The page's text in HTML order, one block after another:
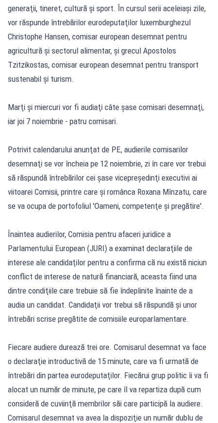
generaţii, tineret, cultură şi sport. În cursul serii aceleiaşi zile,
vor răspunde întrebărilor eurodeputaţilor luxemburghezul
Christophe Hansen, comisar european desemnat pentru
agricultură şi sectorul alimentar, şi grecul Apostolos
Tzitzikostas, comisar european desemnat pentru transport
sustenabil şi turism.
Marţi şi miercuri vor fi audiaţi câte şase comisari desemnaţi,
iar joi 7 noiembrie - patru comisari.
Potrivit calendarului anunţat de PE, audierile comisarilor
desemnaţi se vor încheia pe 12 noiembrie, zi în care vor trebui
să răspundă întrebărilor cei şase vicepreşedinţi executivi ai
viitoarei Comisii, printre care şi românca Roxana Mînzatu, care
se va ocupa de portofoliul 'Oameni, competenţe şi pregătire'.
Înaintea audierilor, Comisia pentru afaceri juridice a
Parlamentului European (JURI) a examinat declaraţiile de
interese ale candidaţilor pentru a confirma că nu există niciun
conflict de interese de natură financiară, aceasta fiind una
dintre condiţiile care trebuie să fie îndeplinite înainte de a
audia un candidat. Candidaţii vor trebui să răspundă şi unor
întrebări scrise pregătite de comisiile europarlamentare.
Fiecare audiere durează trei ore. Comisarul desemnat va face
o declaraţie introductivă de 15 minute, care va fi urmată de
întrebări din partea eurodeputaţilor. Fiecărui grup politic îi va fi
alocat un număr de minute, pe care îl va repartiza după cum
consideră de cuviinţă membrilor săi care participă la audiere.
Comisarul desemnat va avea la dispoziţie un număr dublu de